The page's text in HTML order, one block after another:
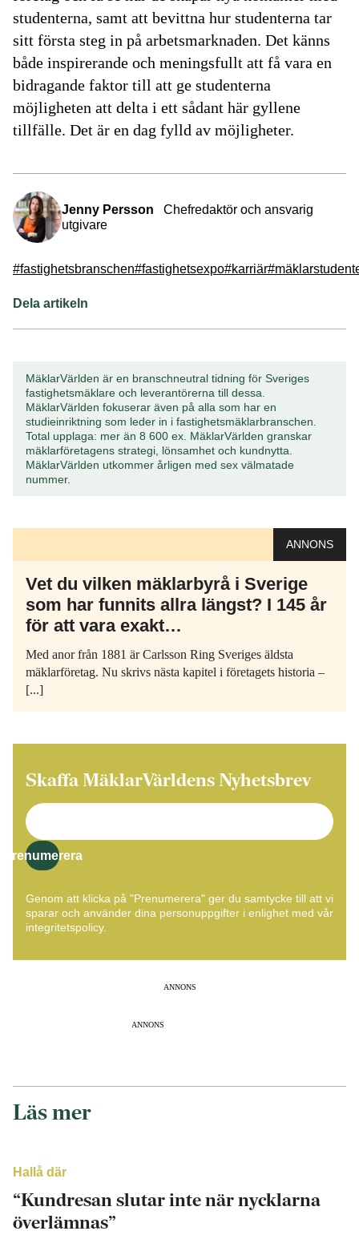
studenterna, samt att bevittna hur studenterna tar
sitt första steg in på arbetsmarknaden. Det känns
både inspirerande och meningsfullt att få vara en
bidragande faktor till att ge studenterna
möjligheten att delta i ett sådant här gyllene
tillfälle. Det är en dag fylld av möjligheter.
Jenny Persson
Chefredaktör och ansvarig
utgivare
#fastighetsbranschen#fastighetsexpo#karriär
Dela artikeln
MäklarVärlden är en branschneutral tidning för Sveriges
fastighetsmäklare och leverantörerna till dessa.
MäklarVärlden fokuserar även på alla som har en
studieinriktning som leder in i fastighetsmäklarbranschen.
Total upplaga: mer än 8 600 ex. MäklarVärlden granskar
mäklarföretagens strategi, lönsamhet och kundnytta.
MäklarVärlden utkommer årligen med sex välmatade
nummer.
ANNONS
Vet du vilken mäklarbyrå i Sverige
som har funnits allra längst? I 145 år
för att vara exakt…
Med anor från 1881 är Carlsson Ring Sveriges äldsta
mäklarföretag. Nu skrivs nästa kapitel i företagets historia –
[...]
Skaffa MäklarVärldens Nyhetsbrev
Prenumerera
Genom att klicka på "Prenumerera" ger du samtycke till att vi
sparar och använder dina personuppgifter i enlighet med vår
integritetspolicy.
ANNONS
ANNONS
Läs mer
Hallå där
“Kundresan slutar inte när nycklarna
överlämnas”